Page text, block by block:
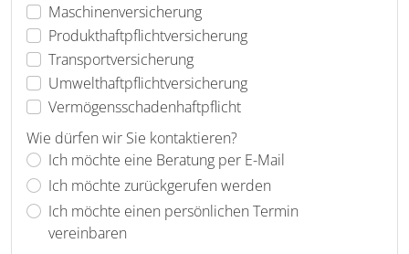
Maschinenversicherung
Produkthaftpflichtversicherung
Transportversicherung
Umwelthaftpflichtversicherung
Vermögensschadenhaftpflicht
Wie dürfen wir Sie kontaktieren?
Ich möchte eine Beratung per E-Mail
Ich möchte zurückgerufen werden
Ich möchte einen persönlichen Termin
vereinbaren